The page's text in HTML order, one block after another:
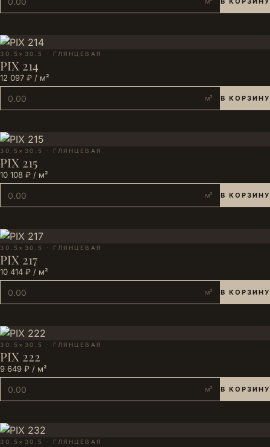
30.5×30.5 · ГЛЯНЦЕВАЯ
PIX 214
12 097 ₽ / м²
м² В КОРЗИНУ
30.5×30.5 · ГЛЯНЦЕВАЯ
PIX 215
10 108 ₽ / м²
м² В КОРЗИНУ
30.5×30.5 · ГЛЯНЦЕВАЯ
PIX 217
10 414 ₽ / м²
м² В КОРЗИНУ
30.5×30.5 · ГЛЯНЦЕВАЯ
PIX 222
9 649 ₽ / м²
м² В КОРЗИНУ
30.5×30.5 · ГЛЯНЦЕВАЯ